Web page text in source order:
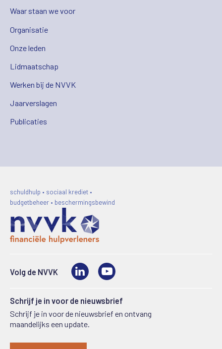
Waar staan we voor
Organisatie
Onze leden
Lidmaatschap
Werken bij de NVVK
Jaarverslagen
Publicaties
schuldhulp • sociaal krediet •
budgetbeheer • beschermingsbewind
Volg de NVVK LinkedIn
Schrijf je in voor de nieuwsbrief
Schrijf je in voor de nieuwsbrief en ontvang
maandelijks een update.